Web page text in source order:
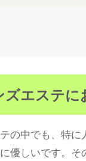
ズエステ
の中でも、特
優しいです。